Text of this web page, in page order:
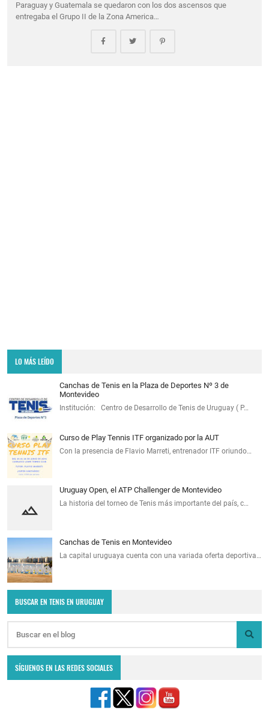
Paraguay y Guatemala se quedaron con los dos ascensos que
entregaba el Grupo II de la Zona America…
LO MÁS LEÍDO
Canchas de Tenis en la Plaza de Deportes Nº 3 de
Montevideo
Institución: Centro de Desarrollo de Tenis de Uruguay ( P…
Curso de Play Tennis ITF organizado por la AUT
Con la presencia de Flavio Marreti, entrenador ITF oriundo…
Uruguay Open, el ATP Challenger de Montevideo
La historia del torneo de Tenis más importante del país, c…
Canchas de Tenis en Montevideo
La capital uruguaya cuenta con una variada oferta deportiva…
BUSCAR EN TENIS EN URUGUAY
SÍGUENOS EN LAS REDES SOCIALES